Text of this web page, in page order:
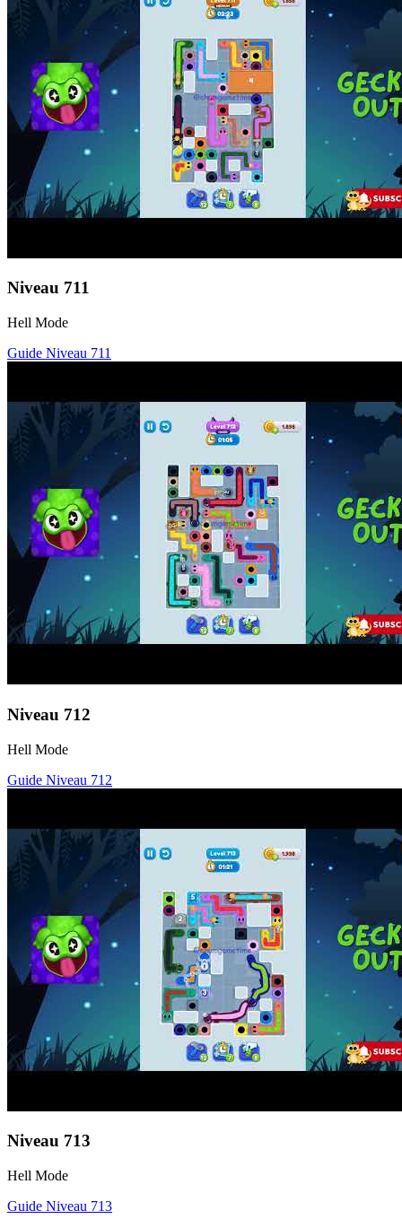
Niveau 711
Hell Mode
Guide Niveau 711
Niveau 712
Hell Mode
Guide Niveau 712
Niveau 713
Hell Mode
Guide Niveau 713